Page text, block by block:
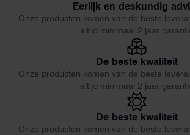
Eerlijk en deskundig
Onze producten komen van de beste
altijd minimaal 2 jaar
De beste kwaliteit
Onze producten komen van de beste
altijd minimaal 2 jaar
De beste kwaliteit
Onze producten komen van de beste